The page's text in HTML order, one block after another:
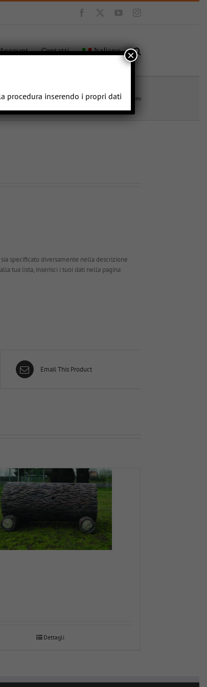
Facebook YouTubeInstagram
Contatti Italiano
Home Completo Muretto
specificato diversamente nella descrizione
tua lista, inserisci i tuoi dati nella pagina
Email This Product
Dettagli
procedura inserendo i propri dati
×